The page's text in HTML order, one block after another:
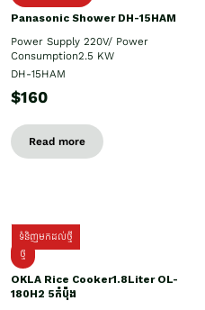
Panasonic Shower DH-15HAM
Power Supply​ 220V/ Power
Consumption2.5 KW
DH-15HAM
$160
Read more
ទំនិញមកដល់ថ្មី
ថ្មី
OKLA Rice Cooker1.8Liter OL-
180H2 5កំប៉ុង